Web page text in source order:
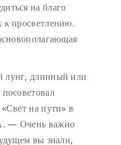
на благо
просветлению.
лунг, длинный или
на пути» в
— Очень важно
вы знали,